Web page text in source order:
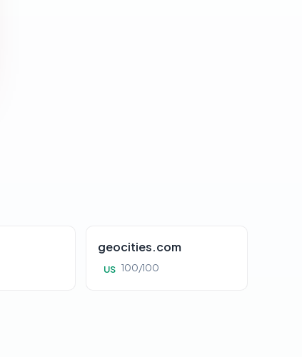
geocities.com
US 100/100